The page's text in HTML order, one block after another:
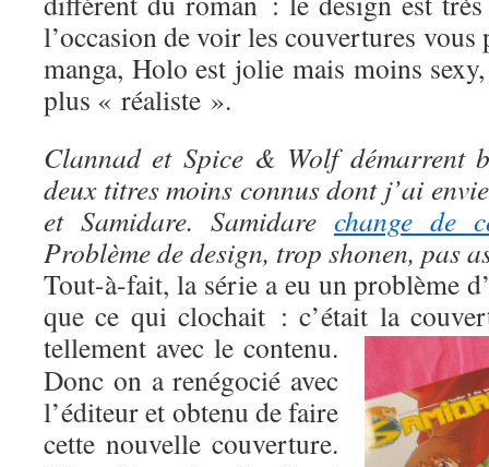
l’occasion de voir les couvertures
manga, Holo est jolie mais moins
plus « réaliste ».
Clannad et Spice & Wolf démarrent
deux titres moins connus dont j’ai
et Samidare. Samidare change de
Problème de design, trop shonen, pas
Tout-à-fait, la série a eu un problème
que ce qui clochait : c’était la
tellement avec le contenu.
Donc on a renégocié avec
l’éditeur et obtenu de faire
cette nouvelle couverture.